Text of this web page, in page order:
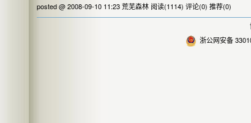
posted @ 2008-09-10 11:23 荒芜森林 阅读(1114) 评论(0) 推荐(0)
浙公网安备